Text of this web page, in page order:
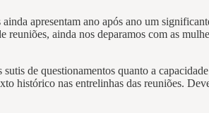
apresentam ano após ano um
reuniões, ainda nos deparamos com as
de questionamentos quanto a
histórico nas entrelinhas das reuniões.